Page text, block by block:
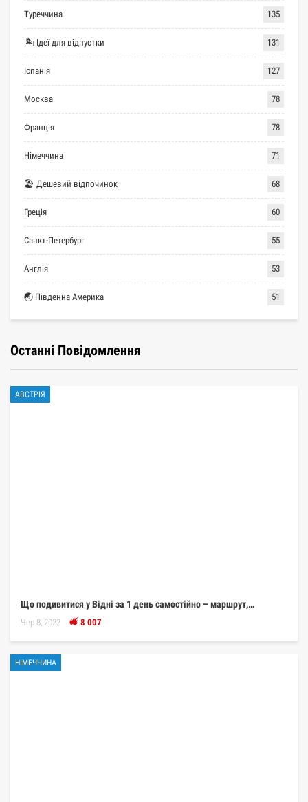
Туреччина 135
🏝 Ідеї для відпустки 131
Іспанія 127
Москва 78
Франція 78
Німеччина 71
🏖 Дешевий відпочинок 68
Греція 60
Санкт-Петербург 55
Англія 53
🌏 Південна Америка 51
Останні Повідомлення
АВСТРІЯ
Що подивитися у Відні за 1 день самостійно – маршрут,…
Чер 8, 2022 8 007
НІМЕЧЧИНА